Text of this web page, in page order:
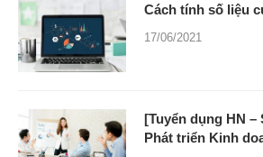
Cách tính số liệu
17/06/2021
[Tuyển dụng HN –
Phát triển Kinh